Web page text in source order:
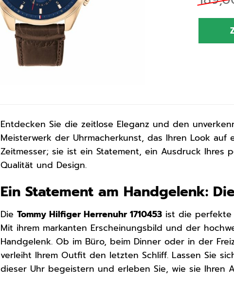
Entdecken Sie die zeitlose Eleganz und den
Meisterwerk der Uhrmacherkunst, das Ihren Look auf
Zeitmesser; sie ist ein Statement, ein Ausdruck Ihres
Qualität und Design.
Ein Statement am Handgelenk:
DieTommy Hilfiger Herrenuhr 1710453 ist die perfekte
Mit ihrem markanten Erscheinungsbild und der
Handgelenk. Ob im Büro, beim Dinner oder in der
verleiht Ihrem Outfit den letzten Schliff. Lassen Sie
dieser Uhr begeistern und erleben Sie, wie sie Ihren